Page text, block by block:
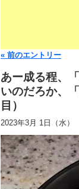
« 前のエントリー
あー成る程、
いのだろか、
目）
2023年3月 1日（水）